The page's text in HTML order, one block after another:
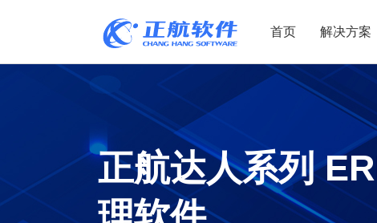
首页 解决方案
制造业
设备制造
非标自动化
家用电器
贸易业
元器件贸易
贸易行业
制造业
机械制造
正航达人系列